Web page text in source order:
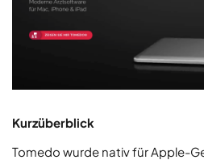
Kurzüberblick
Tomedo wurde nativ für Apple-